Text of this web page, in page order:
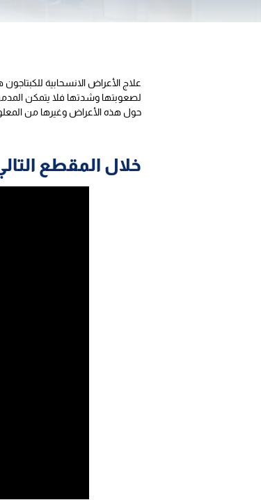
علاج الأعراض الانسحابية
لصعوبتها وشدتها فلا يتمكن
حول هذه الأعراض وغيرها من
خلال المقطع